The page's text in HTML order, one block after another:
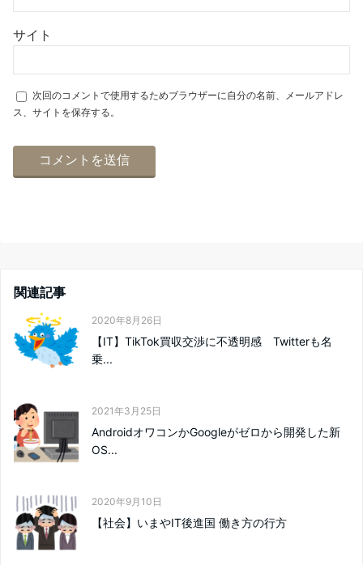
サイト
次回のコメントで使用するためブラウザーに自分の名前、メールアドレ
ス、サイトを保存する。
関連記事
2020年8月26日
【IT】TikTok買収交渉に不透明感 Twitterも名
乗...
2021年3月25日
AndroidオワコンかGoogleがゼロから開発した新
OS...
2020年9月10日
【社会】いまやIT後進国 働き方の行方